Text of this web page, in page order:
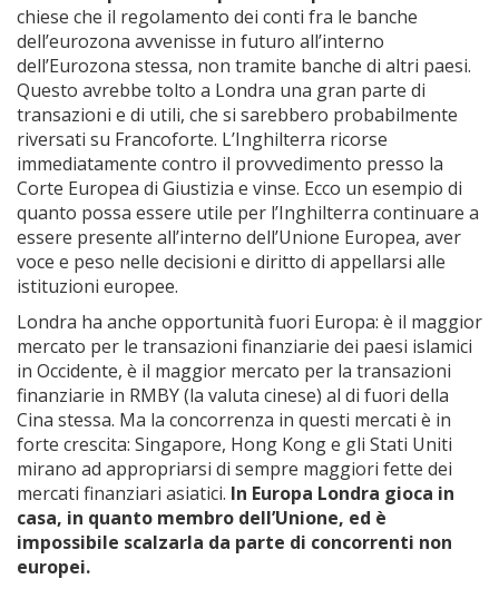
chiese che il regolamento dei conti fra le banche
dell’eurozona avvenisse in futuro all’interno
dell’Eurozona stessa, non tramite banche di altri paesi.
Questo avrebbe tolto a Londra una gran parte di
transazioni e di utili, che si sarebbero probabilmente
riversati su Francoforte. L’Inghilterra ricorse
immediatamente contro il provvedimento presso la
Corte Europea di Giustizia e vinse. Ecco un esempio di
quanto possa essere utile per l’Inghilterra continuare a
essere presente all’interno dell’Unione Europea, aver
voce e peso nelle decisioni e diritto di appellarsi alle
istituzioni europee.
Londra ha anche opportunità fuori Europa: è il maggior
mercato per le transazioni finanziarie dei paesi islamici
in Occidente, è il maggior mercato per la transazioni
finanziarie in RMBY (la valuta cinese) al di fuori della
Cina stessa. Ma la concorrenza in questi mercati è in
forte crescita: Singapore, Hong Kong e gli Stati Uniti
mirano ad appropriarsi di sempre maggiori fette dei
mercati finanziari asiatici. In Europa Londra gioca in
casa, in quanto membro dell’Unione, ed è
impossibile scalzarla da parte di concorrenti non
europei.